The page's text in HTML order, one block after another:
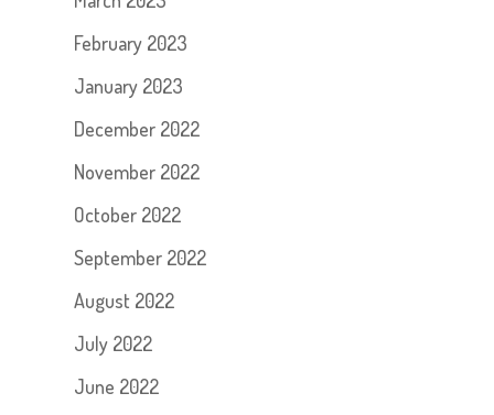
February 2023
January 2023
December 2022
November 2022
October 2022
September 2022
August 2022
July 2022
June 2022